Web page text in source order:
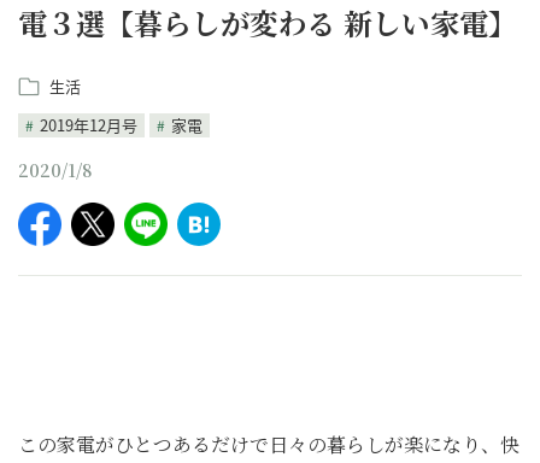
電３選【暮らしが変わる 新しい家電】
生活
2019年12月号
家電
2020/1/8
この家電がひとつあるだけで日々の暮らしが楽になり、快